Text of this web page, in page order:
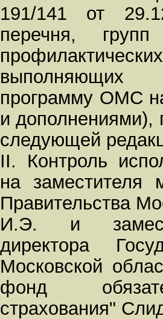
191/141 от
перечня,
выполняющих
программу ОМС
и дополнениями),
следующей
II. Контроль
на заместителя
Правительства
И.Э. и
директора
Московской
фонд
страхования"